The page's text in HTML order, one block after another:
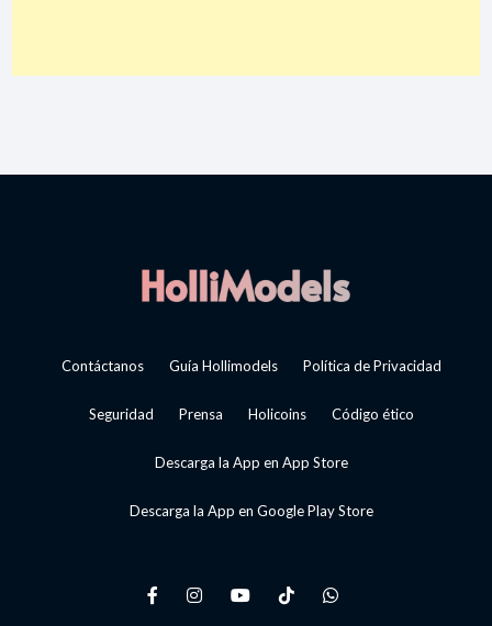
Contáctanos Guía Hollimodels Política de Privacidad
Seguridad Prensa Holicoins Código ético
Descarga la App en App Store
Descarga la App en Google Play Store